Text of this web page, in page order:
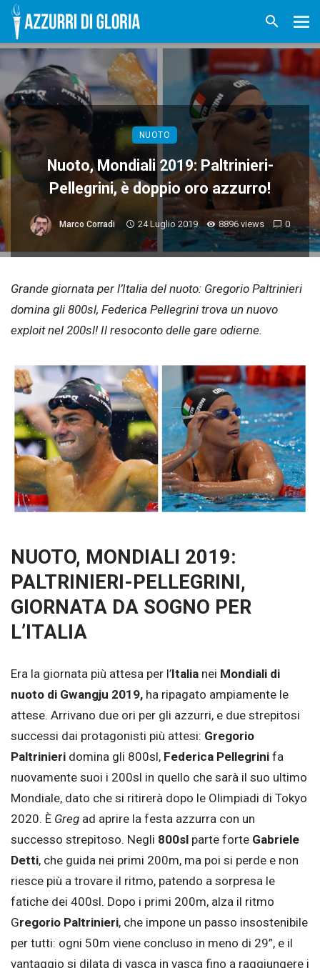
NUOTO
Nuoto, Mondiali 2019: Paltrinieri-
Pellegrini, è doppio oro azzurro!
Marco Corradi 24 Luglio 2019 8896 views 0
Grande giornata per l’Italia del nuoto: Gregorio Paltrinieri
domina gli 800sl, Federica Pellegrini trova un nuovo
exploit nel 200sl! Il resoconto delle gare odierne.
NUOTO, MONDIALI 2019:
PALTRINIERI-PELLEGRINI,
GIORNATA DA SOGNO PER
L’ITALIA
Era la giornata più attesa per l’Italia nei Mondiali di
nuoto di Gwangju 2019, ha ripagato ampiamente le
attese. Arrivano due ori per gli azzurri, e due strepitosi
successi dai protagonisti più attesi: Gregorio
Paltrinieri domina gli 800sl, Federica Pellegrini fa
nuovamente suoi i 200sl in quello che sarà il suo ultimo
Mondiale, dato che si ritirerà dopo le Olimpiadi di Tokyo
2020. È Greg ad aprire la festa azzurra con un
successo strepitoso. Negli 800sl parte forte Gabriele
Detti, che guida nei primi 200m, ma poi si perde e non
riesce più a trovare il ritmo, patendo a sorpresa le
fatiche dei 400sl. Dopo i primi 200m, alza il ritmo
Gregorio Paltrinieri, che impone un passo insostenibile
per tutti: ogni 50m viene concluso in meno di 29”, e il
vantaggio si dilata di vasca in vasca fino a raggiungere i